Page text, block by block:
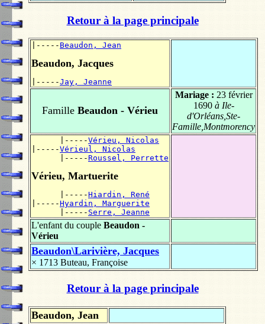
Retour à la page principale
|----- Beaudon, Jean
Beaudon, Jacques
|-----Jay, Jeanne
Famille Beaudon - Vérieu
Mariage : 23 février
1690à Ile-
d'Orléans,Ste-
Famille,Montmorency
      |-----
Vérieu, Nicolas
|-----Vérieul, Nicolas
      |-----
Roussel, Perrette
Vérieu, Martuerite
      |-----
Hiardin, René
|-----Hyardin, Marguerite
      |-----
Serre, Jeanne
L'enfant du couple Beaudon -
Vérieu
Beaudon\Larivière, Jacques
× 1713 Buteau, Françoise
Retour à la page principale
Beaudon, Jean